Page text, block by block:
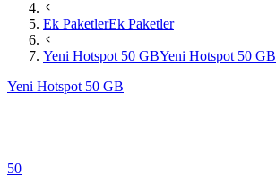
Ek PaketlerEk Paketler
Yeni Hotspot 50 GBYeni Hotspot 50 GB
Yeni Hotspot 50 GB
50